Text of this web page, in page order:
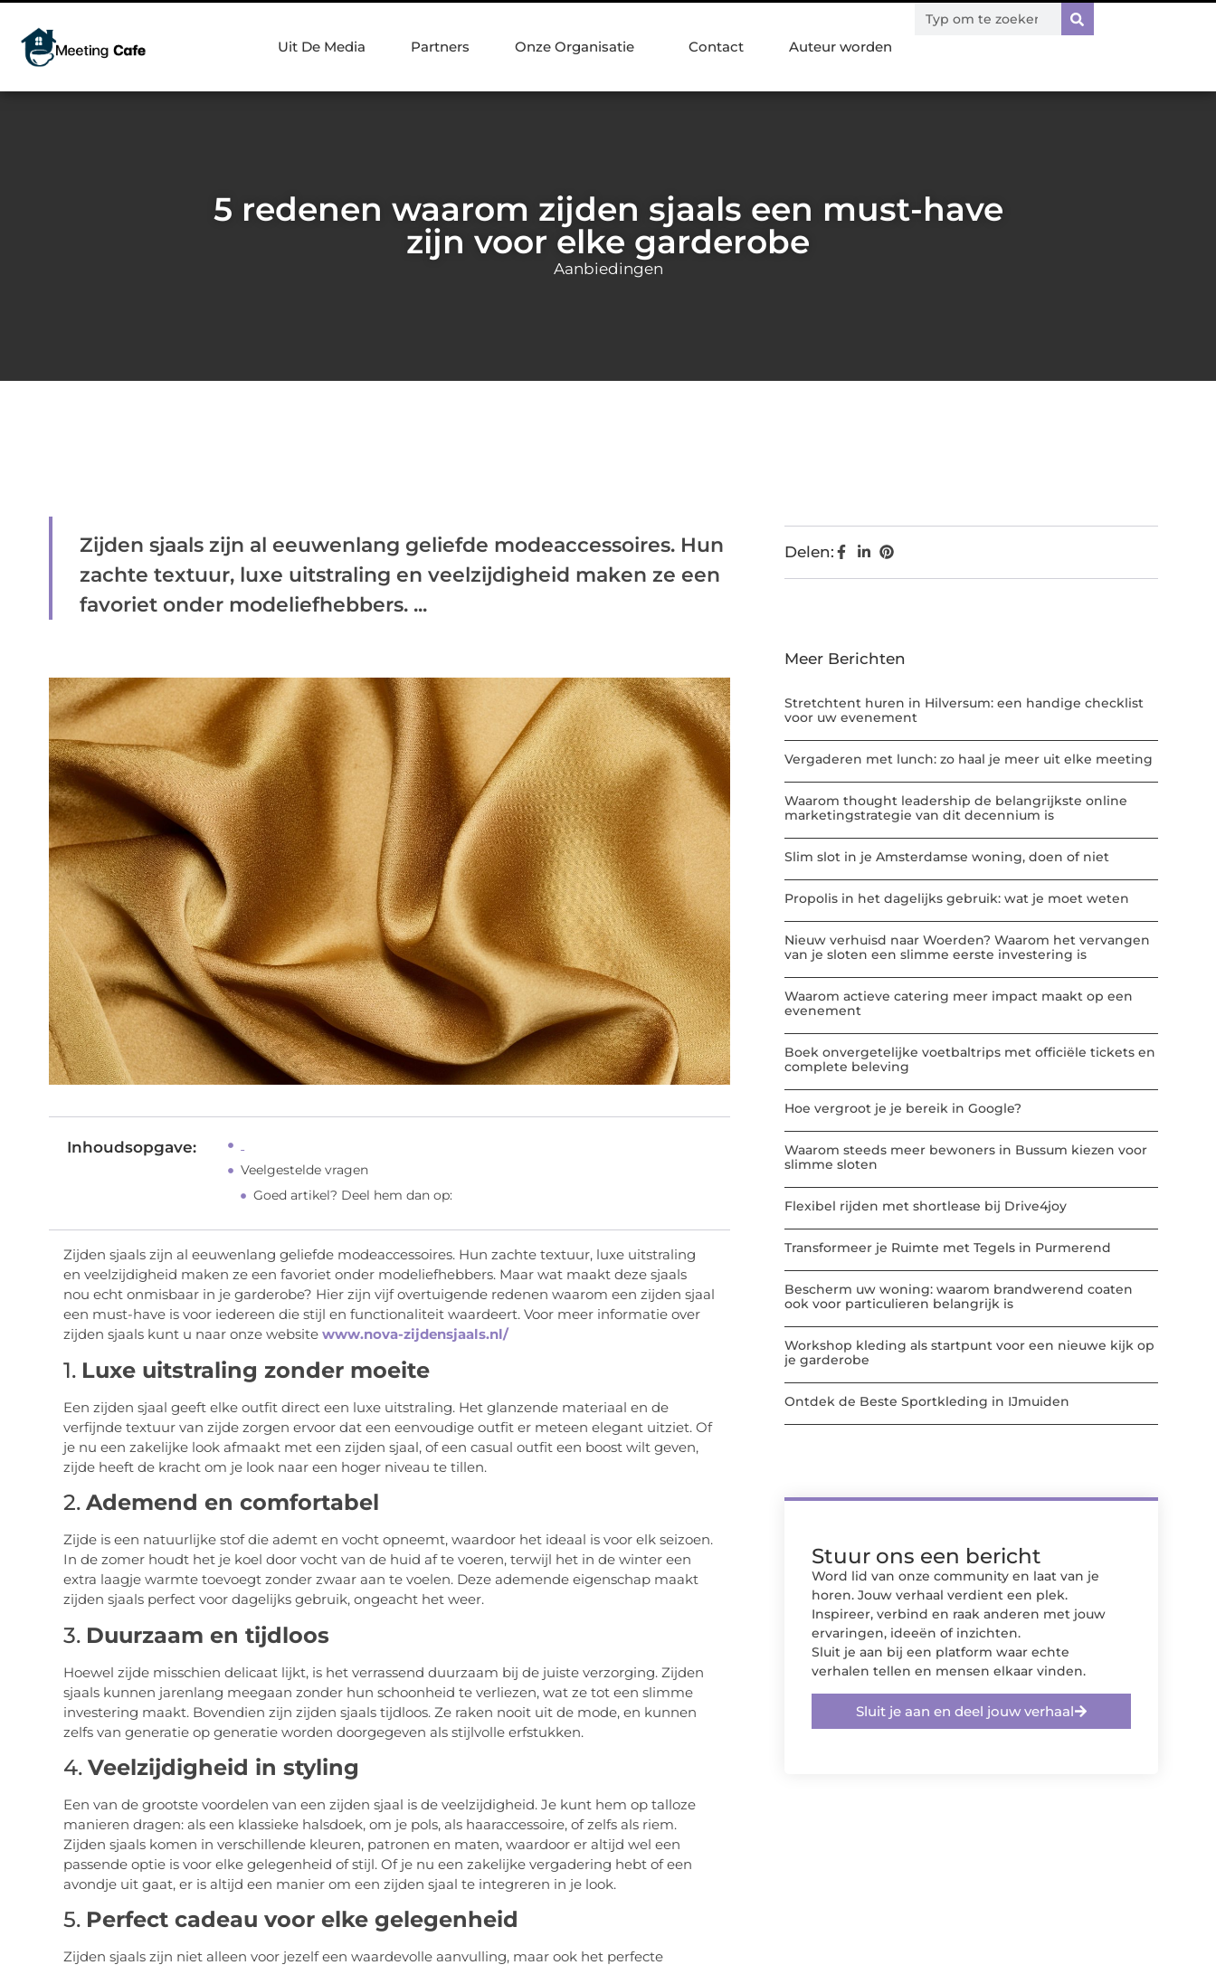
Uit De Media Partners Onze Organisatie Contact Auteur worden
5 redenen waarom zijden sjaals een must-have
zijn voor elke garderobe
Aanbiedingen
Zijden sjaals zijn al eeuwenlang geliefde modeaccessoires. Hun
zachte textuur, luxe uitstraling en veelzijdigheid maken ze een
favoriet onder modeliefhebbers. ...
Inhoudsopgave:
Veelgestelde vragen
Goed artikel? Deel hem dan op:
Zijden sjaals zijn al eeuwenlang geliefde modeaccessoires. Hun zachte textuur, luxe uitstraling
en veelzijdigheid maken ze een favoriet onder modeliefhebbers. Maar wat maakt deze sjaals
nou echt onmisbaar in je garderobe? Hier zijn vijf overtuigende redenen waarom een zijden sjaal
een must-have is voor iedereen die stijl en functionaliteit waardeert. Voor meer informatie over
zijden sjaals kunt u naar onze website www.nova-zijdensjaals.nl/
1. Luxe uitstraling zonder moeite
Een zijden sjaal geeft elke outfit direct een luxe uitstraling. Het glanzende materiaal en de
verfijnde textuur van zijde zorgen ervoor dat een eenvoudige outfit er meteen elegant uitziet. Of
je nu een zakelijke look afmaakt met een zijden sjaal, of een casual outfit een boost wilt geven,
zijde heeft de kracht om je look naar een hoger niveau te tillen.
2. Ademend en comfortabel
Zijde is een natuurlijke stof die ademt en vocht opneemt, waardoor het ideaal is voor elk seizoen.
In de zomer houdt het je koel door vocht van de huid af te voeren, terwijl het in de winter een
extra laagje warmte toevoegt zonder zwaar aan te voelen. Deze ademende eigenschap maakt
zijden sjaals perfect voor dagelijks gebruik, ongeacht het weer.
3. Duurzaam en tijdloos
Hoewel zijde misschien delicaat lijkt, is het verrassend duurzaam bij de juiste verzorging. Zijden
sjaals kunnen jarenlang meegaan zonder hun schoonheid te verliezen, wat ze tot een slimme
investering maakt. Bovendien zijn zijden sjaals tijdloos. Ze raken nooit uit de mode, en kunnen
zelfs van generatie op generatie worden doorgegeven als stijlvolle erfstukken.
4. Veelzijdigheid in styling
Een van de grootste voordelen van een zijden sjaal is de veelzijdigheid. Je kunt hem op talloze
manieren dragen: als een klassieke halsdoek, om je pols, als haaraccessoire, of zelfs als riem.
Zijden sjaals komen in verschillende kleuren, patronen en maten, waardoor er altijd wel een
passende optie is voor elke gelegenheid of stijl. Of je nu een zakelijke vergadering hebt of een
avondje uit gaat, er is altijd een manier om een zijden sjaal te integreren in je look.
5. Perfect cadeau voor elke gelegenheid
Zijden sjaals zijn niet alleen voor jezelf een waardevolle aanvulling, maar ook het perfecte
Delen:
Meer Berichten
Stretchtent huren in Hilversum: een handige checklist
voor uw evenement
Vergaderen met lunch: zo haal je meer uit elke meeting
Waarom thought leadership de belangrijkste online
marketingstrategie van dit decennium is
Slim slot in je Amsterdamse woning, doen of niet
Propolis in het dagelijks gebruik: wat je moet weten
Nieuw verhuisd naar Woerden? Waarom het vervangen
van je sloten een slimme eerste investering is
Waarom actieve catering meer impact maakt op een
evenement
Boek onvergetelijke voetbaltrips met officiële tickets en
complete beleving
Hoe vergroot je je bereik in Google?
Waarom steeds meer bewoners in Bussum kiezen voor
slimme sloten
Flexibel rijden met shortlease bij Drive4joy
Transformeer je Ruimte met Tegels in Purmerend
Bescherm uw woning: waarom brandwerend coaten
ook voor particulieren belangrijk is
Workshop kleding als startpunt voor een nieuwe kijk op
je garderobe
Ontdek de Beste Sportkleding in IJmuiden
Stuur ons een bericht
Word lid van onze community en laat van je
horen. Jouw verhaal verdient een plek.
Inspireer, verbind en raak anderen met jouw
ervaringen, ideeën of inzichten.
Sluit je aan bij een platform waar echte
verhalen tellen en mensen elkaar vinden.
Sluit je aan en deel jouw verhaal